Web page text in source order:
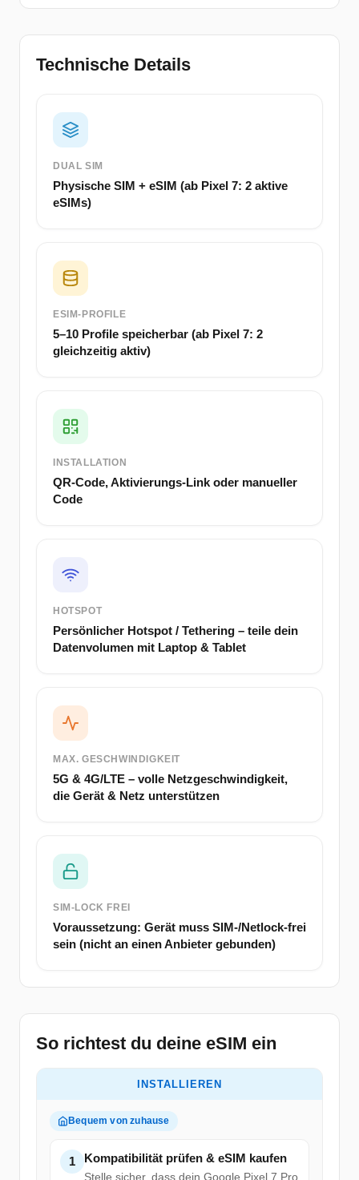
Technische Details
DUAL SIM
Physische SIM + eSIM (ab Pixel 7: 2 aktive
eSIMs)
ESIM-PROFILE
5–10 Profile speicherbar (ab Pixel 7: 2
gleichzeitig aktiv)
INSTALLATION
QR-Code, Aktivierungs-Link oder manueller
Code
HOTSPOT
Persönlicher Hotspot / Tethering – teile dein
Datenvolumen mit Laptop & Tablet
MAX. GESCHWINDIGKEIT
5G & 4G/LTE – volle Netzgeschwindigkeit,
die Gerät & Netz unterstützen
SIM-LOCK FREI
Voraussetzung: Gerät muss SIM-/Netlock-frei
sein (nicht an einen Anbieter gebunden)
So richtest du deine eSIM ein
INSTALLIEREN
Bequem von zuhause
1 Kompatibilität prüfen & eSIM kaufen
Stelle sicher, dass dein Google Pixel 7 Pro